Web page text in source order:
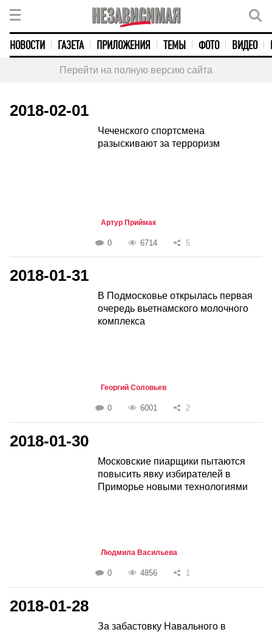
НОВОСТИ ГАЗЕТА ПРИЛОЖЕНИЯ ТЕМЫ ФОТО ВИДЕО
Перейти на полную версию сайта
2018-02-01
Чеченского спортсмена
разыскивают за терроризм
Артур Приймак
0 6714 5
2018-01-31
В Подмосковье открылась первая
очередь вьетнамского молочного
комплекса
Георгий Соловьев
0 6001 2
2018-01-30
Московские пиарщики пытаются
повысить явку избирателей в
Приморье новыми технологиями
Людмила Васильева
0 4856 1
2018-01-28
За забастовку Навального в